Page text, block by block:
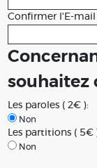
Confirmer l'E-mail
souhaitez
Les paroles ( 2€ ):
Non
Les partitions ( 5€
Non